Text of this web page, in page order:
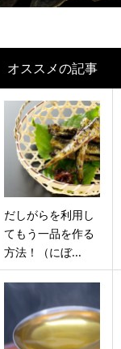
オススメの記事
だしがらを利用し
てもう一品を作る
方法！（にぼ...